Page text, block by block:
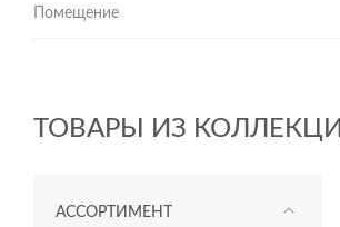
Помещение
ТОВАРЫ ИЗ
АССОРТИМЕНТ